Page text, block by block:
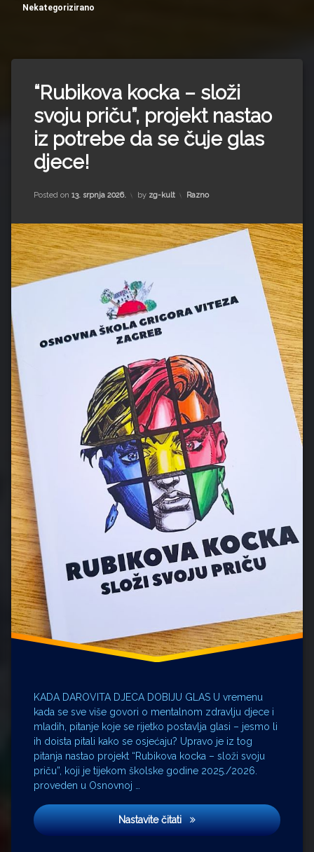
Impressum
Milenko Strižak
Ljiljana Lekanić-Kljaić
Željko Krznarić
Mario Lovreković
Nekategorizirano
“Rubikova kocka – složi
svoju priču”, projekt nastao
iz potrebe da se čuje glas
djece!
Posted on 13. srpnja 2026. by zg-kult Kategorije:
Razno
KADA DAROVITA DJECA DOBIJU GLAS U vremenu
kada se sve više govori o mentalnom zdravlju djece i
mladih, pitanje koje se rijetko postavlja glasi – jesmo li
ih doista pitali kako se osjećaju? Upravo je iz tog
pitanja nastao projekt “Rubikova kocka – složi svoju
priču”, koji je tijekom školske godine 2025./2026.
proveden u Osnovnoj …
Nastavite čitati“Rubikova kocka – složi